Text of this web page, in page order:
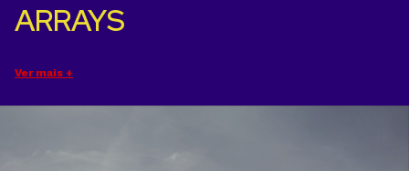
ARRAYS
Ver mais +